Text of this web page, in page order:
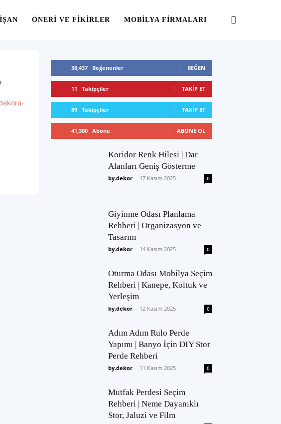
ÖNERI VE FIKIRLER MOBILYA FIRMALARI
38,437 Beğenenler BEĞEN
11 Takipçiler TAKIP ET
89 Takipçiler TAKIP ET
41,300 Abone ABONE OL
Koridor Renk Hilesi | Dar
Alanları Geniş Gösterme
by.dekor - 17 Kasım 2025 0
Giyinme Odası Planlama
Rehberi | Organizasyon ve
Tasarım
by.dekor - 14 Kasım 2025 0
Oturma Odası Mobilya Seçim
Rehberi | Kanepe, Koltuk ve
Yerleşim
by.dekor - 12 Kasım 2025 0
Adım Adım Rulo Perde
Yapımı | Banyo İçin DIY Stor
Perde Rehberi
by.dekor - 11 Kasım 2025 0
Mutfak Perdesi Seçim
Rehberi | Neme Dayanıklı
Stor, Jaluzi ve Film